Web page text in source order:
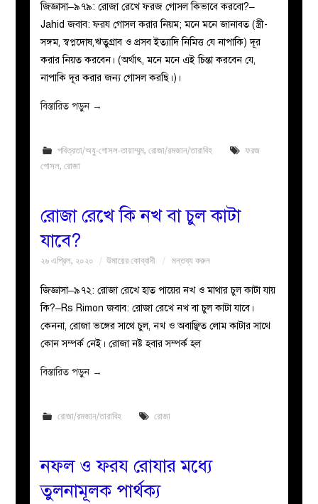
জিজ্ঞাসা–৯৭৯: রোজা রেখে ফরজ গোসল কিভাবে করবো?–
Jahid জবাব: ফরয গোসল করার নিয়ম; মনে মনে জানাবত (স্ত্রী-
সঙ্গম, স্বপ্নদোষ,ঋতুগ্রাব ও প্রসব ইত্যাদি নিমিত্ত যে নাপাকি) দূর
করার নিয়ত করবেন। (অর্থাৎ, মনে মনে এই চিন্তা করবেন যে,
নাপাকি দূর করার জন্য গোসল করছি।)।
বিস্তারিত পড়ুন →
পবিত্রতা/অযু-গোসল-তায়াম্মুম, রোজা/রমজান/তারাবিহ
ফরজ
গোসল,রোজা
রোজা রেখে কি নখ বা চুল কাটা
যাবে?
২৬ এপ্রিল, ২০২০ উমায়ের কোব্বাদী মন্তব্য করুন
জিজ্ঞাসা–৯৭২: রোজা রেখে হাত পায়ের নখ ও মাথার চুল কাটা যায়
কি?–Rs Rimon জবাব: রোজা রেখে নখ বা চুল কাটা যাবে।
কেননা, রোজা ভঙ্গের সাথে চুল, নখ ও অবাঞ্ছিত লোম কাটার সাথে
কোন সম্পর্ক নেই। রোজা নষ্ট হবার সম্পর্ক হল
বিস্তারিত পড়ুন →
রোজা/রমজান/তারাবিহ রোজা
নফল ও ফরয রোযার মধ্যে
তুলনামূলক পার্থক্য